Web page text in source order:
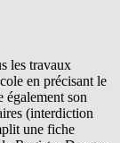
les travaux
en précisant le
également son
(interdiction
une fiche